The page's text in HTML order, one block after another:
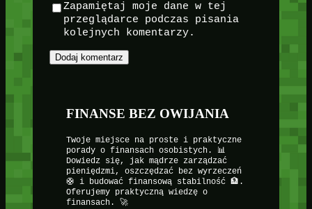
Zapamiętaj moje dane w tej
przeglądarce podczas pisania
kolejnych komentarzy.
FINANSE BEZ OWIJANIA
Twoje miejsce na proste i praktyczne
porady o finansach osobistych. 📊
Dowiedz się, jak mądrze zarządzać
pieniędzmi, oszczędzać bez wyrzeczeń
🛟 i budować finansową stabilność 🏦.
Oferujemy praktyczną wiedzę o
finansach. 🚀